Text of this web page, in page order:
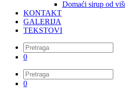
Domaći sirup od
KONTAKT
GALERIJA
TEKSTOVI
0
0